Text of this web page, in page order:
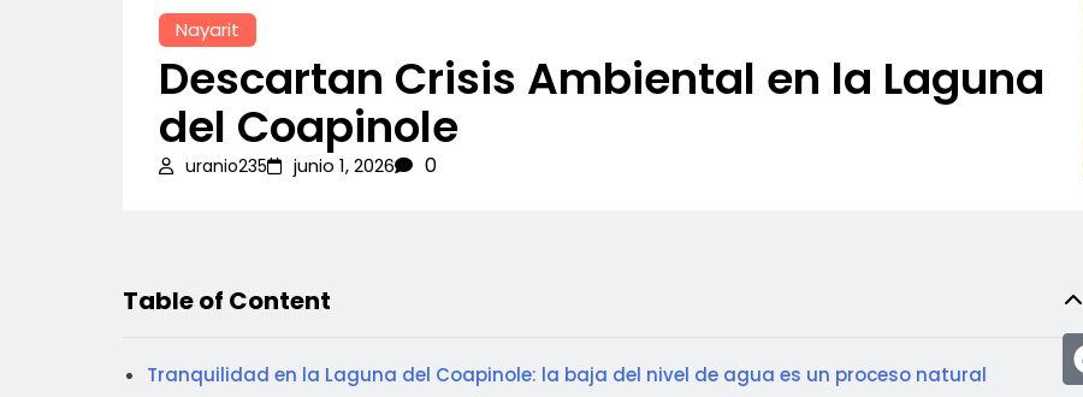
Nayarit
Descartan Crisis Ambiental en la Laguna
del Coapinole
uranio235 junio 1, 2026 0
Table of Content
Tranquilidad en la Laguna del Coapinole: la baja del nivel de agua es un proceso natural